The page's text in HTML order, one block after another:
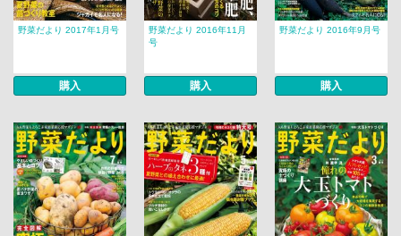
野菜だより 2017年1月号
購入
野菜だより 2016年11月
号
購入
野菜だより 2016年9月号
購入